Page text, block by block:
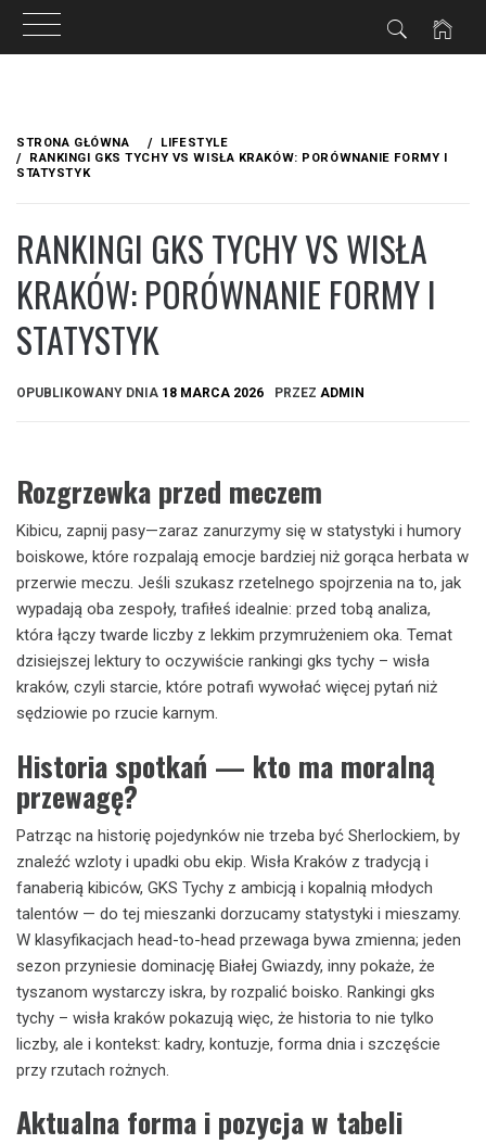
treści
STRONA GŁÓWNA
LIFESTYLE
RANKINGI GKS TYCHY VS WISŁA KRAKÓW: PORÓWNANIE FORMY I
STATYSTYK
RANKINGI GKS TYCHY VS WISŁA
KRAKÓW: PORÓWNANIE FORMY I
STATYSTYK
OPUBLIKOWANY DNIA 18 MARCA 2026 PRZEZ ADMIN
Rozgrzewka przed meczem
Kibicu, zapnij pasy—zaraz zanurzymy się w statystyki i humory
boiskowe, które rozpalają emocje bardziej niż gorąca herbata w
przerwie meczu. Jeśli szukasz rzetelnego spojrzenia na to, jak
wypadają oba zespoły, trafiłeś idealnie: przed tobą analiza,
która łączy twarde liczby z lekkim przymrużeniem oka. Temat
dzisiejszej lektury to oczywiście rankingi gks tychy – wisła
kraków, czyli starcie, które potrafi wywołać więcej pytań niż
sędziowie po rzucie karnym.
Historia spotkań — kto ma moralną
przewagę?
Patrząc na historię pojedynków nie trzeba być Sherlockiem, by
znaleźć wzloty i upadki obu ekip. Wisła Kraków z tradycją i
fanaberią kibiców, GKS Tychy z ambicją i kopalnią młodych
talentów — do tej mieszanki dorzucamy statystyki i mieszamy.
W klasyfikacjach head-to-head przewaga bywa zmienna; jeden
sezon przyniesie dominację Białej Gwiazdy, inny pokaże, że
tyszanom wystarczy iskra, by rozpalić boisko. Rankingi gks
tychy – wisła kraków pokazują więc, że historia to nie tylko
liczby, ale i kontekst: kadry, kontuzje, forma dnia i szczęście
przy rzutach rożnych.
Aktualna forma i pozycja w tabeli